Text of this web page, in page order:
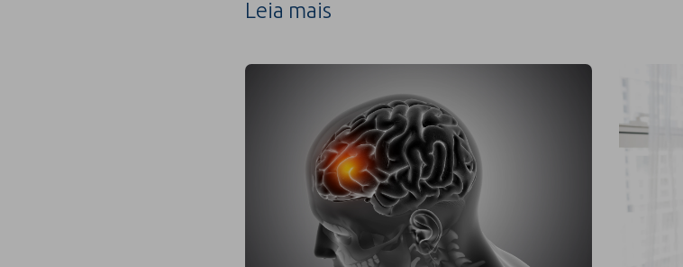
Leia mais